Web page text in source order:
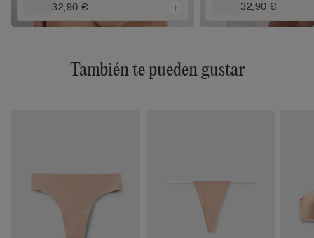
32,90 € 32,90 €
También te pueden gustar